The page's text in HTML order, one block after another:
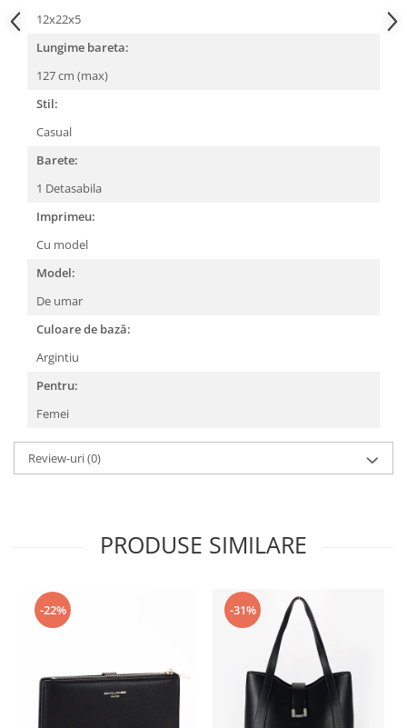
12x22x5
Lungime bareta:
127 cm (max)
Stil:
Casual
Barete:
1 Detasabila
Imprimeu:
Cu model
Model:
De umar
Culoare de bază:
Argintiu
Pentru:
Femei
Review-uri(0)
PRODUSE SIMILARE
-22% -31%